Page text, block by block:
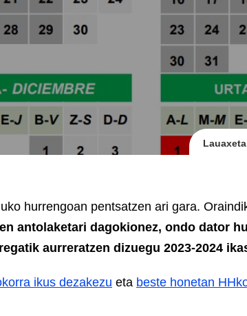
hurrengoan pentsatzen ari gara.
antolaketari dagokionez, ondo dator
aurreratzen dizuegu 2023-2024
ikus dezakezu eta beste honetan